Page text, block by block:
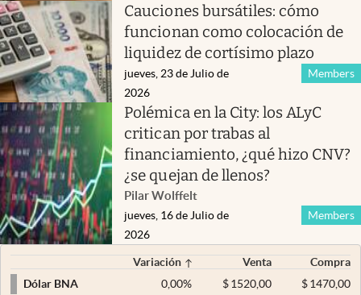
Cauciones bursátiles: cómo
funcionan como colocación de
liquidez de cortísimo plazo
Members
jueves, 23 de Julio de
2026
Polémica en la City: los ALyC
critican por trabas al
financiamiento, ¿qué hizo CNV?
¿se quejan de llenos?
Pilar Wolffelt
Members
jueves, 16 de Julio de
2026
Variación Venta
Compra
Dólar BNA
0,00% $ 1520,00 $1470,00